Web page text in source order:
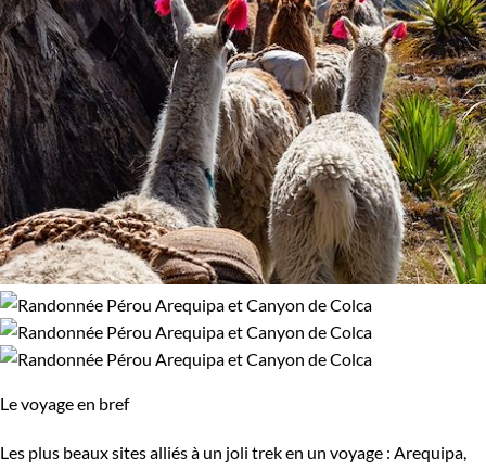
Le voyage en bref
Les plus beaux sites alliés à un joli trek en un voyage : Arequipa,